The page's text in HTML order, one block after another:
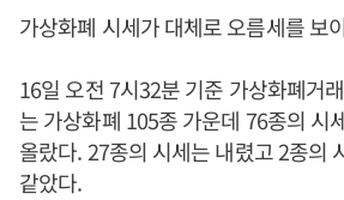
가상화폐 시세가 대체로 오름세를 보
16일 오전 7시32분 기준 가상화폐거
는 가상화폐 105종 가운데 76종의 시
올랐다. 27종의 시세는 내렸고 2종의
같았다.